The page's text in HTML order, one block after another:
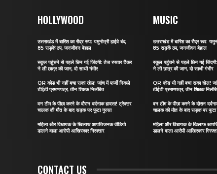
HOLLYWOOD
उत्तराखंड में बारिश का रौद्र रूप: यमुनोत्री हाईवे बंद,
85 सड़कें ठप, जनजीवन बेहाल
स्कूल पहुंचने से पहले छिन गई जिंदगी: तेज रफ्तार टैंकर
ने ली छात्र की जान, दो साथी गंभीर
QR कोड भी नहीं बचा सका खेल! जांच में फर्जी निकले
टीईटी प्रमाणपत्र, तीन शिक्षक निलंबित
वन टीम के पीछा करने के दौरान दर्दनाक हादसा! ट्रैक्टर
चालक की मौत के बाद सड़क पर फूटा गुस्सा
महिला और विधायक के खिलाफ आपत्तिजनक वीडियो
डालने वाला आरोपी आखिरकार गिरफ्तार
MUSIC
उत्तराखंड में बारिश का रौद्र रूप:
85 सड़कें ठप, जनजीवन बेहाल
स्कूल पहुंचने से पहले छिन गई
ने ली छात्र की जान, दो साथी गंभीर
QR कोड भी नहीं बचा सका खेल!
टीईटी प्रमाणपत्र, तीन शिक्षक
वन टीम के पीछा करने के दौरान
चालक की मौत के बाद सड़क पर फूटा
महिला और विधायक के खिलाफ
डालने वाला आरोपी आखिरकार
CONTACT US